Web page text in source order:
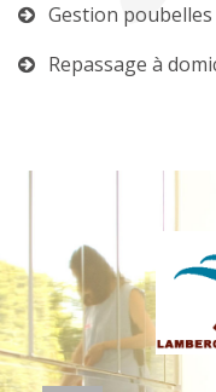
Gestion
Repassage à